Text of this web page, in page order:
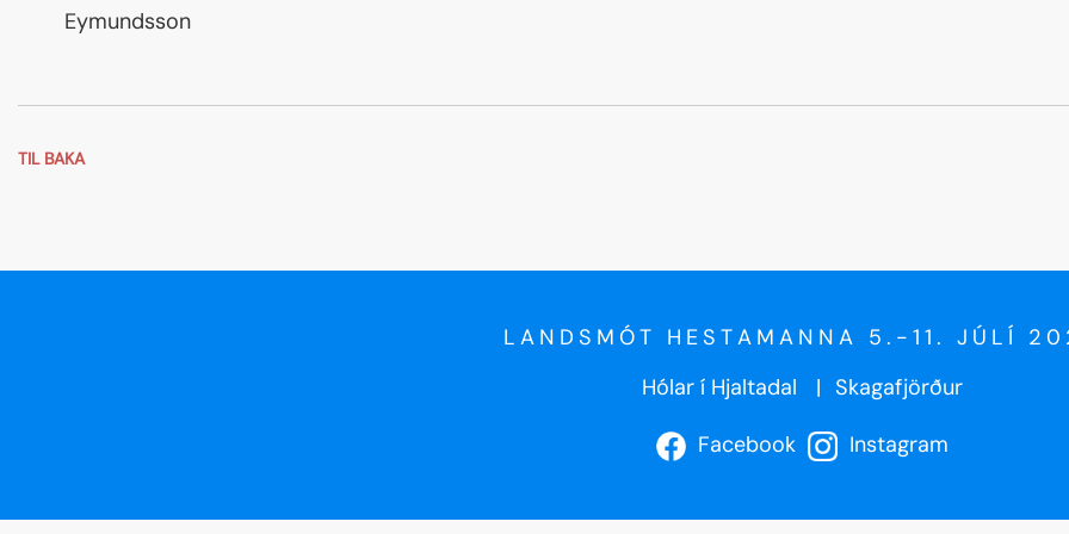
Eymundsson
TIL BAKA
LANDSMÓT HESTAMANNA 5.-11. JÚLÍ
Hólar í Hjaltadal
Skagafjörður
Facebook
Instagram